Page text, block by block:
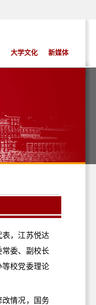
大学文化 新媒体
，江苏悦达
委、副校长
等校党委理论
改情况，国务